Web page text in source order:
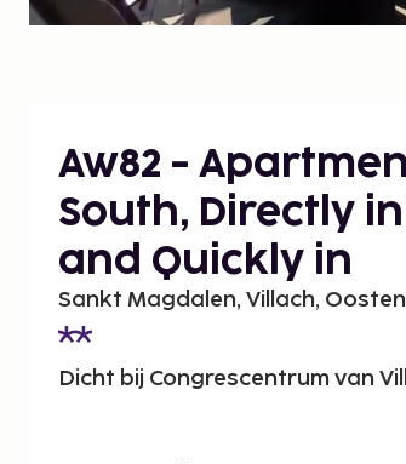
Aw82 -
South, Directly
and Quickly in
Sankt Magdalen, Villach,
Dicht bij Congrescentrum van